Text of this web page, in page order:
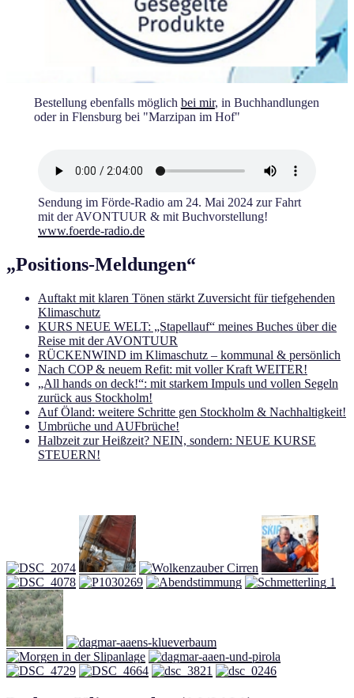
Bestellung ebenfalls möglich bei mir, in Buchhandlungen
oder in Flensburg bei "Marzipan im Hof"
Sendung im Förde-Radio am 24. Mai 2024 zur Fahrt
mit der AVONTUUR & mit Buchvorstellung!
www.foerde-radio.de
„Positions-Meldungen“
Auftakt mit klaren Tönen stärkt Zuversicht für tiefgehenden
Klimaschutz
KURS NEUE WELT: „Stapellauf“ meines Buches über die
Reise mit der AVONTUUR
RÜCKENWIND im Klimaschutz – kommunal & persönlich
Nach COP & neuem Refit: mit voller Kraft WEITER!
„All hands on deck!“: mit starkem Impuls und vollen Segeln
zurück aus Stockholm!
Auf Öland: weitere Schritte gen Stockholm & Nachhaltigkeit!
Umbrüche und AUFbrüche!
Halbzeit zur Heißzeit? NEIN, sondern: NEUE KURSE
STEUERN!